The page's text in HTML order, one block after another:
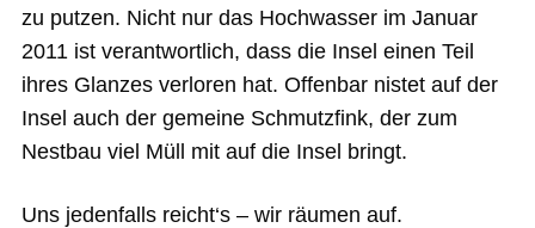
zu putzen. Nicht nur das Hochwasser im Januar
2011 ist verantwortlich, dass die Insel einen Teil
ihres Glanzes verloren hat. Offenbar nistet auf der
Insel auch der gemeine Schmutzfink, der zum
Nestbau viel Müll mit auf die Insel bringt.
Uns jedenfalls reicht‘s – wir räumen auf.